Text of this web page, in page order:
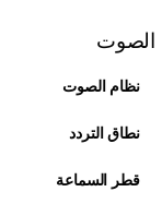
الصوت
نظام الصوت
نطاق التردد
قطر السماعة